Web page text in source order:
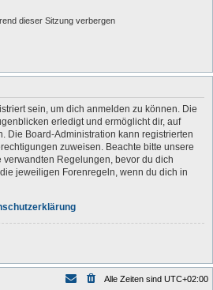
dieser Sitzung verbergen
sein, um dich anmelden zu können. Die
erledigt und ermöglicht dir, auf
Die Board-Administration kann registrierten
zuweisen. Beachte bitte unsere
Regelungen, bevor du dich
jeweiligen Forenregeln, wenn du dich in
Alle Zeiten sind UTC+02:00